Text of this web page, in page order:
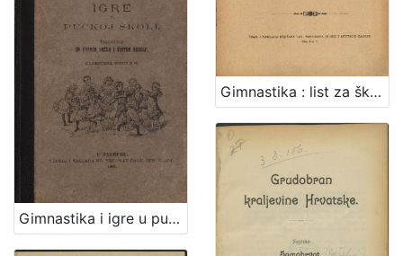
Gimnastika i igre u pučkoj školi / priredili Franjo Bučar i Viktor Rudolf
Gimnastika : list za školsku i družtvenu gimnastiku